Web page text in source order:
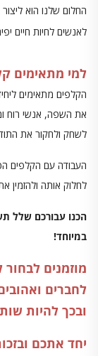
החלום שלנו הוא
לאנשים לחיות חיים
למי מתאימים
הקלפים מתאימים
את השפה, אנשי רוח
לשחק ולחקור את
העבודה עם הקלפים
לחלוק אותה
הכנו עבורכם שלל
במיוחד!
מוזמנים
לחברים
ובכך להיות
יחד אתכם